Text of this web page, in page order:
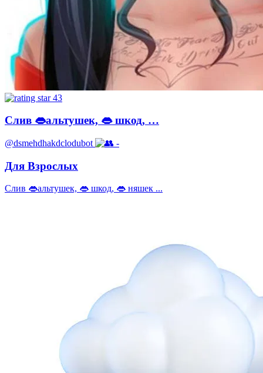
43
Слив 👄альтушек, 👄 шкод, …
@dsmehdhakdclodubot -
Для Взрослых
Слив 👄альтушек, 👄 шкод, 👄 няшек ...